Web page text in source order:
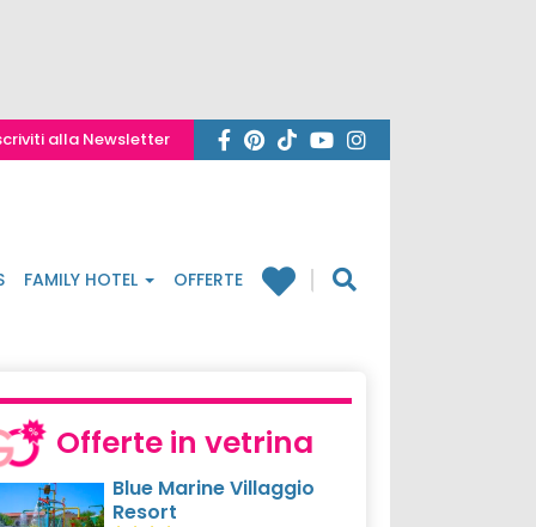
alla Newsletter
FAMILY HOTEL OFFERTE
Offerte in vetrina
Blue Marine Villaggio
Resort